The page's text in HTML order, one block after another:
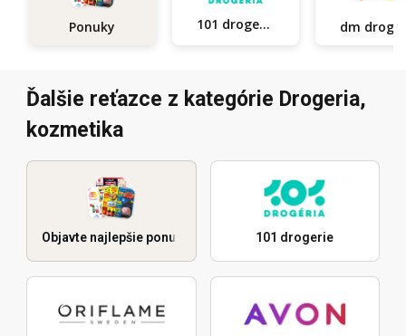
Ponuky 101 drogerie
Ďalšie reťazce z kategórie Drogeria,
kozmetika
Objavte najlepšie ponuky 101 drogerie